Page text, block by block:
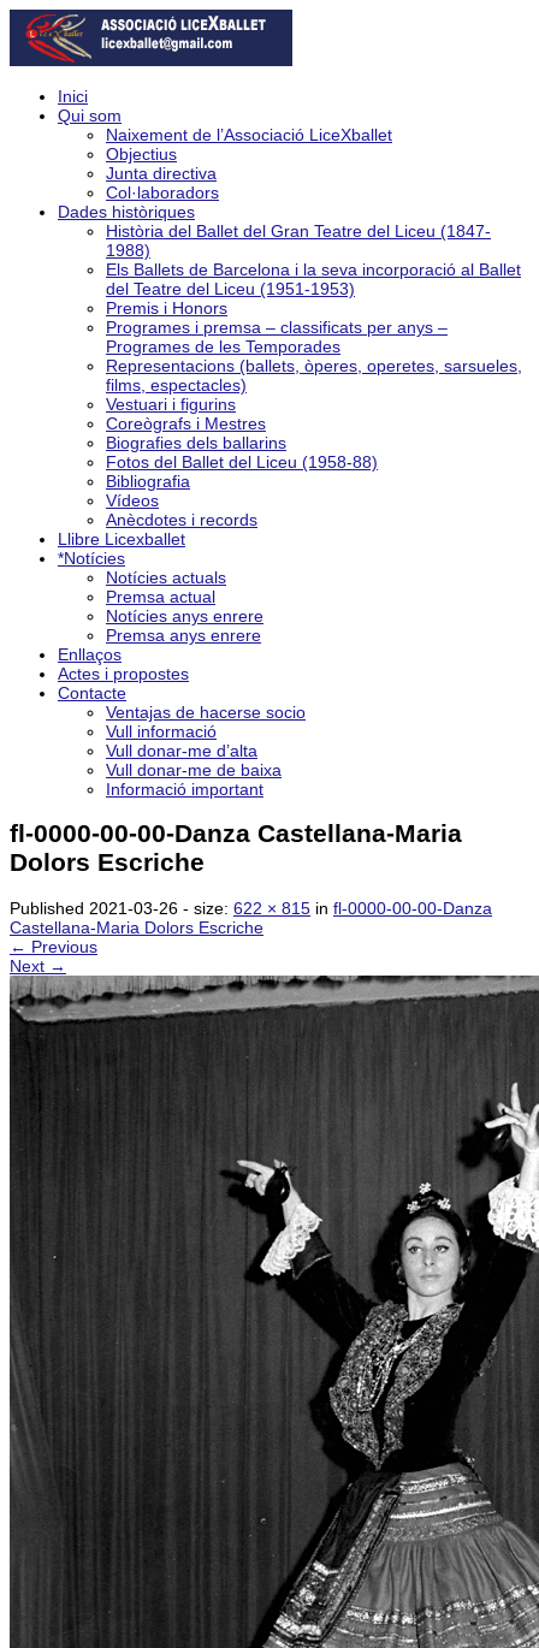
Inici
Qui som
Naixement de l’Associació LiceXballet
Objectius
Junta directiva
Col·laboradors
Dades històriques
Història del Ballet del Gran Teatre del Liceu (1847-
1988)
Els Ballets de Barcelona i la seva incorporació al Ballet
del Teatre del Liceu (1951-1953)
Premis i Honors
Programes i premsa – classificats per anys –
Programes de les Temporades
Representacions (ballets, òperes, operetes, sarsueles,
films, espectacles)
Vestuari i figurins
Coreògrafs i Mestres
Biografies dels ballarins
Fotos del Ballet del Liceu (1958-88)
Bibliografia
Vídeos
Anècdotes i records
Llibre Licexballet
*Notícies
Notícies actuals
Premsa actual
Notícies anys enrere
Premsa anys enrere
Enllaços
Actes i propostes
Contacte
Ventajas de hacerse socio
Vull informació
Vull donar-me d’alta
Vull donar-me de baixa
Informació important
fl-0000-00-00-Danza Castellana-Maria
Dolors Escriche
Published 2021-03-26 - size: 622 × 815 in fl-0000-00-00-Danza
Castellana-Maria Dolors Escriche
← Previous
Next →